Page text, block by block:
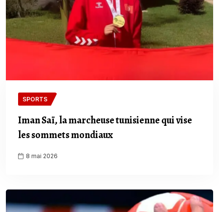
SPORTS
Iman Saï, la marcheuse tunisienne qui vise
les sommets mondiaux
8 mai 2026